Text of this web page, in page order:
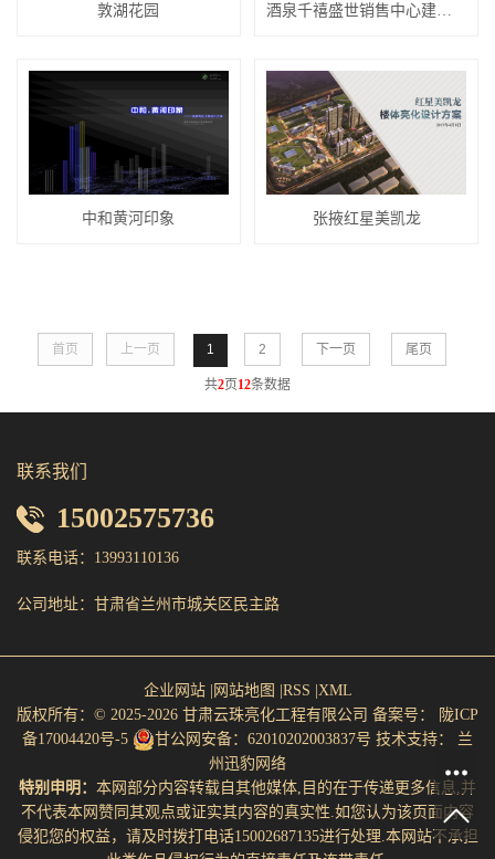
敦湖花园
中和黄河印象 张掖红星美凯龙
首页 上一页 1 2 下一页 尾页
共2页12条数据
联系我们
15002575736
联系电话：13993110136
公司地址：甘肃省兰州市城关区民主路
企业网站| 网站地图 RSS XML
版权所有：© 2025-2026 甘肃云珠亮化工程有限公司 备案号：
陇ICP
备17004420号-5
甘公网安备：62010202003837号 技术支持： 兰
州迅豹网络
特别申明： 本网部分内容转载自其他媒体,目的在于传递更多信息,并
不代表本网赞同其观点或证实其内容的真实性.如您认为该页面内容
侵犯您的权益，请及时拨打电话15002687135进行处理.本网站不承担